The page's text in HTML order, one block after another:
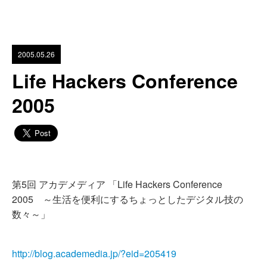
2005.05.26
Life Hackers Conference
2005
第5回 アカデメディア 「Life Hackers Conference
2005 ～生活を便利にするちょっとしたデジタル技の
数々～」
http://blog.academedia.jp/?eid=205419